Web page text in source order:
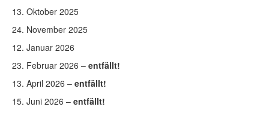
13. Oktober 2025
24. November 2025
12. Januar 2026
23. Februar 2026 – entfällt!
13. April 2026 – entfällt!
15. Juni 2026 – entfällt!